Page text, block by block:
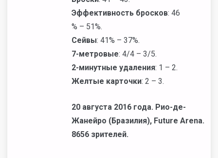
Эффективность бросков: 46
% – 51%.
Сейвы: 41% – 37%.
7-метровые: 4/4 – 3/5.
2-минутные удаления: 1 – 2.
Желтые карточки: 2 – 3.
20 августа 2016 года. Рио-де-
Жанейро (Бразилия), Future Arena.
8656 зрителей.